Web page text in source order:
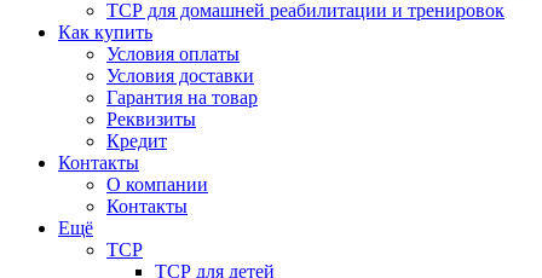
ТСР для домашней реабилитации и тренировок
Как купить
Условия оплаты
Условия доставки
Гарантия на товар
Реквизиты
Кредит
Контакты
О компании
Контакты
Ещё
ТСР
ТСР для детей